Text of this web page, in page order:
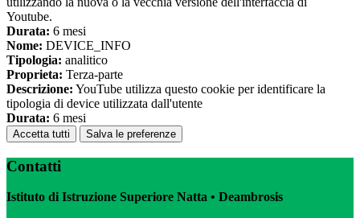
Youtube.
Durata: 6 mesi
Nome: DEVICE_INFO
Tipologia: analitico
Proprieta: Terza-parte
Descrizione: YouTube utilizza questo cookie per identificare la
tipologia di device utilizzata dall'utente
Durata: 6 mesi
Accetta tutti Salva le preferenze
Contatti
Istituto di Istruzione Superiore Natta • Deambrosis